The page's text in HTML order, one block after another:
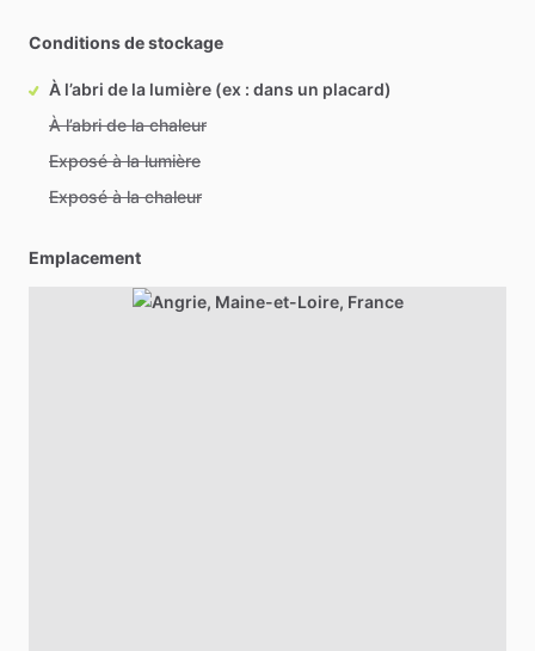
Conditions de stockage
À l’abri de la lumière (ex : dans un placard)
À l’abri de la chaleur
Exposé à la lumière
Exposé à la chaleur
Emplacement